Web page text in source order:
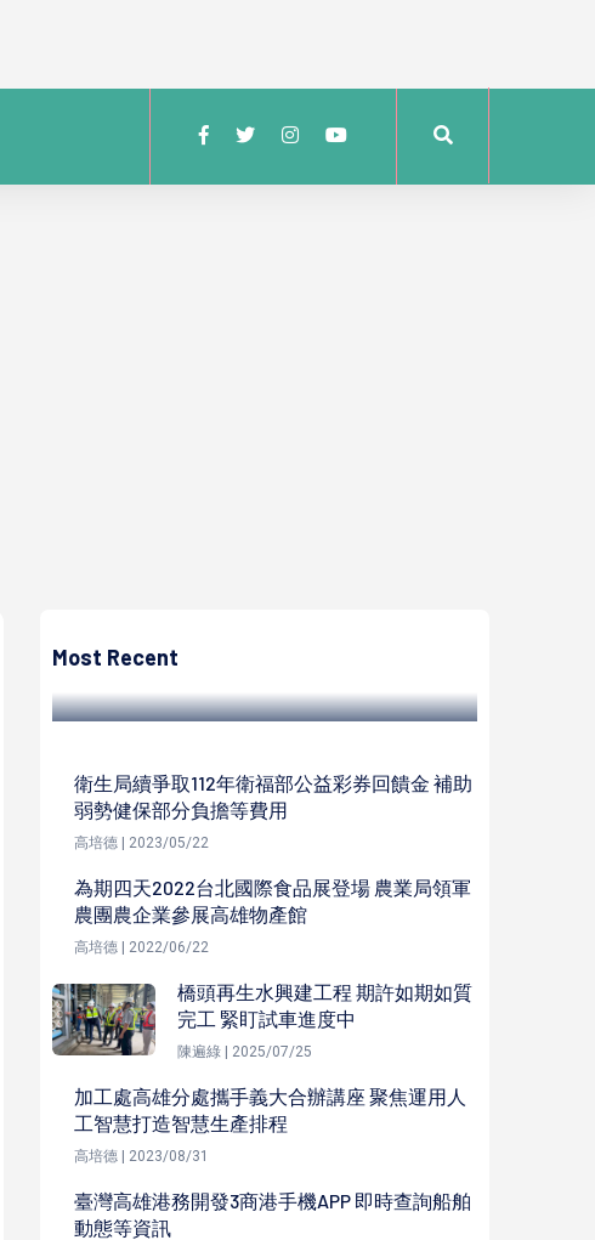
Most Recent
動部兩計畫助青年就業
衛生局續爭取112年衛福部公益彩券回饋金 補助
弱勢健保部分負擔等費用
高培德 | 2023/05/22
為期四天2022台北國際食品展登場 農業局領軍
農團農企業參展高雄物產館
高培德 | 2022/06/22
橋頭再生水興建工程 期許如期如質
完工 緊盯試車進度中
陳遍綠 | 2025/07/25
加工處高雄分處攜手義大合辦講座 聚焦運用人
工智慧打造智慧生產排程
高培德 | 2023/08/31
臺灣高雄港務開發3商港手機APP 即時查詢船舶
動態等資訊